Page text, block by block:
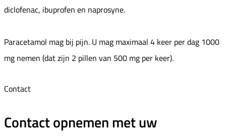
diclofenac, ibuprofen en naprosyne.
Paracetamol mag bij pijn. U mag maximaal 4 keer per dag 1000
mg nemen (dat zijn 2 pillen van 500 mg per keer).
Contact
Contact opnemen met uw